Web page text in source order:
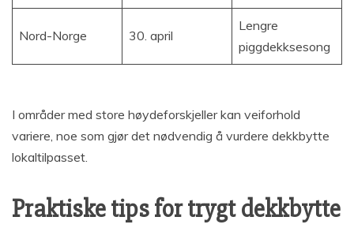
Nord-Norge 30. april
Lengre
piggdekksesong
I områder med store høydeforskjeller kan veiforhold
variere, noe som gjør det nødvendig å vurdere dekkbytte
lokaltilpasset.
Praktiske tips for trygt dekkbytte